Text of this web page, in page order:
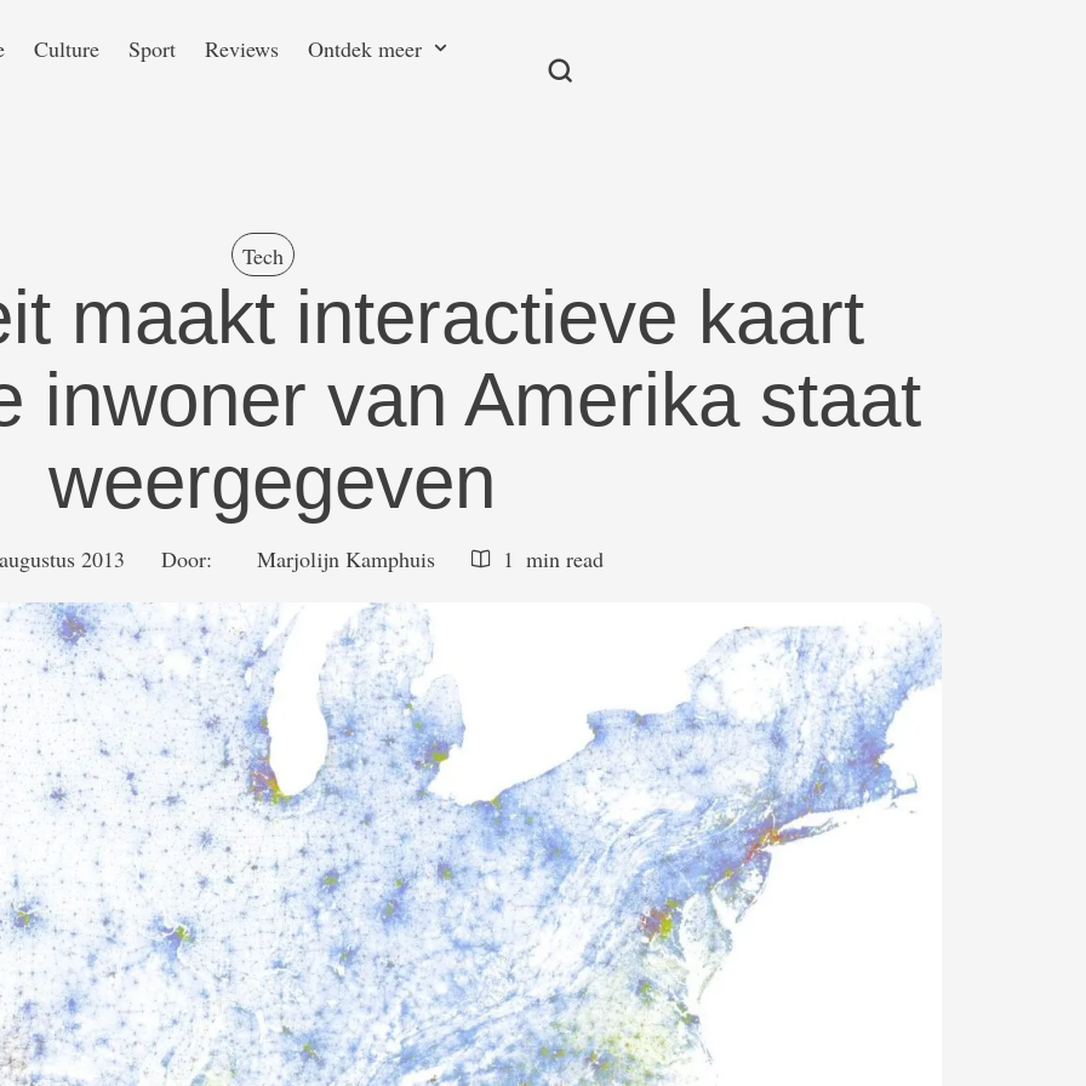
Culture Sport Reviews Ontdek meer
Tech
maakt interactieve kaart
inwoner van Amerika staat
weergegeven
2013 Door: Marjolijn Kamphuis 1 min read